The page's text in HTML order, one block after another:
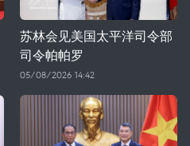
苏林会见美国太平洋司令部
司令帕帕罗
05/08/2026 14:42